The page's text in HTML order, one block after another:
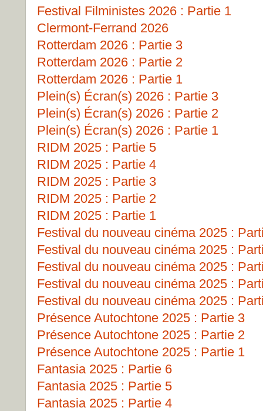
Festival Filministes 2026 : Partie 1
Clermont-Ferrand 2026
Rotterdam 2026 : Partie 3
Rotterdam 2026 : Partie 2
Rotterdam 2026 : Partie 1
Plein(s) Écran(s) 2026 : Partie 3
Plein(s) Écran(s) 2026 : Partie 2
Plein(s) Écran(s) 2026 : Partie 1
RIDM 2025 : Partie 5
RIDM 2025 : Partie 4
RIDM 2025 : Partie 3
RIDM 2025 : Partie 2
RIDM 2025 : Partie 1
Festival du nouveau cinéma 2025 :
Festival du nouveau cinéma 2025 :
Festival du nouveau cinéma 2025 :
Festival du nouveau cinéma 2025 :
Festival du nouveau cinéma 2025 :
Présence Autochtone 2025 : Partie 3
Présence Autochtone 2025 : Partie 2
Présence Autochtone 2025 : Partie 1
Fantasia 2025 : Partie 6
Fantasia 2025 : Partie 5
Fantasia 2025 : Partie 4